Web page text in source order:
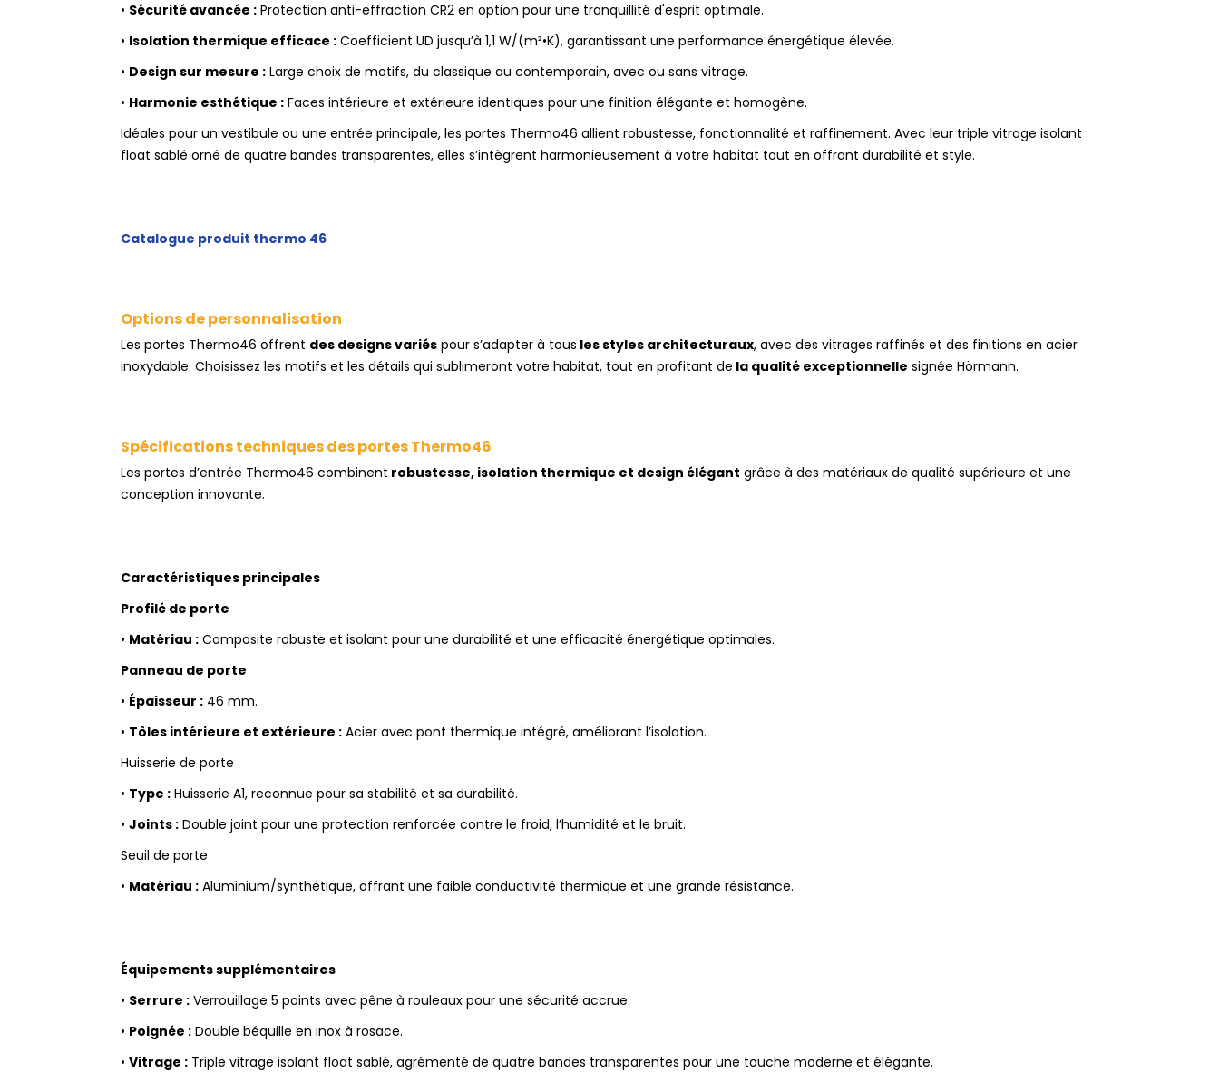
• Sécurité avancée : Protection anti-effraction CR2 en option pour une tranquillité d'esprit optimale.
• Isolation thermique efficace : Coefficient UD jusqu’à 1,1 W/(m²•K), garantissant une performance énergétique élevée.
• Design sur mesure : Large choix de motifs, du classique au contemporain, avec ou sans vitrage.
• Harmonie esthétique : Faces intérieure et extérieure identiques pour une finition élégante et homogène.
Idéales pour un vestibule ou une entrée principale, les portes Thermo46 allient robustesse, fonctionnalité et raffinement. Avec leur triple vitrage isolant
float sablé orné de quatre bandes transparentes, elles s’intègrent harmonieusement à votre habitat tout en offrant durabilité et style.
Catalogue produit thermo 46
Options de personnalisation
Les portes Thermo46 offrent des designs variés pour s’adapter à tous les styles architecturaux, avec des vitrages raffinés et des finitions en acier
inoxydable. Choisissez les motifs et les détails qui sublimeront votre habitat, tout en profitant de la qualité exceptionnelle signée Hörmann.
Spécifications techniques des portes Thermo46
Les portes d’entrée Thermo46 combinent robustesse, isolation thermique et design élégant grâce à des matériaux de qualité supérieure et une
conception innovante.
Caractéristiques principales
Profilé de porte
• Matériau : Composite robuste et isolant pour une durabilité et une efficacité énergétique optimales.
Panneau de porte
• Épaisseur : 46 mm.
• Tôles intérieure et extérieure : Acier avec pont thermique intégré, améliorant l’isolation.
Huisserie de porte
• Type : Huisserie A1, reconnue pour sa stabilité et sa durabilité.
• Joints : Double joint pour une protection renforcée contre le froid, l’humidité et le bruit.
Seuil de porte
• Matériau : Aluminium/synthétique, offrant une faible conductivité thermique et une grande résistance.
Équipements supplémentaires
• Serrure : Verrouillage 5 points avec pêne à rouleaux pour une sécurité accrue.
• Poignée : Double béquille en inox à rosace.
• Vitrage : Triple vitrage isolant float sablé, agrémenté de quatre bandes transparentes pour une touche moderne et élégante.